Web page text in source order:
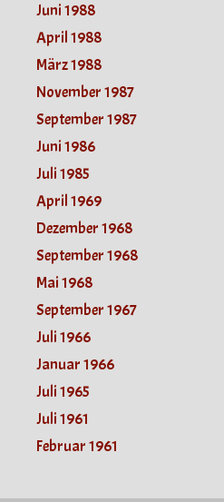
Juni 1988
April 1988
März 1988
November 1987
September 1987
Juni 1986
Juli 1985
April 1969
Dezember 1968
September 1968
Mai 1968
September 1967
Juli 1966
Januar 1966
Juli 1965
Juli 1961
Februar 1961